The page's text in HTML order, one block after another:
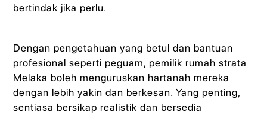
bertindak jika perlu.
Dengan pengetahuan yang betul dan bantuan
profesional seperti peguam, pemilik rumah strata
Melaka boleh menguruskan hartanah mereka
dengan lebih yakin dan berkesan. Yang penting,
sentiasa bersikap realistik dan bersedia